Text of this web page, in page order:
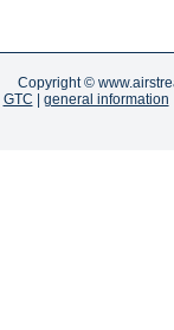
Copyright ©
GTC general information